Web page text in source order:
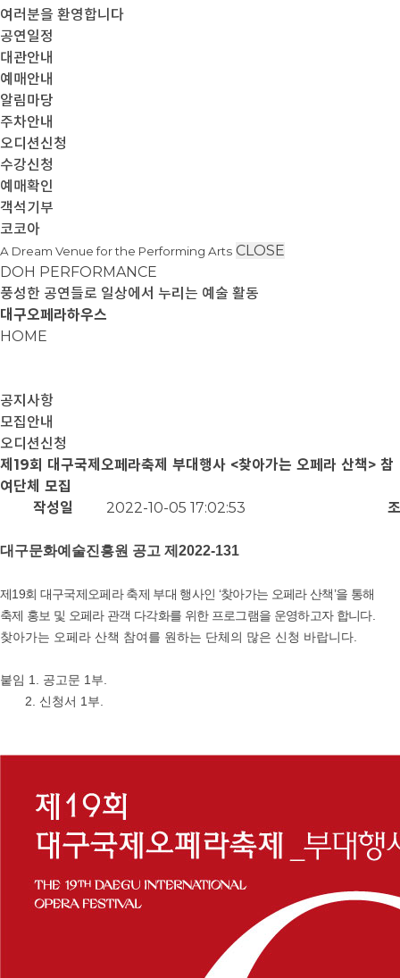
여러분을 환영합니다
공연일정
대관안내
예매안내
알림마당
주차안내
오디션신청
수강신청
예매확인
객석기부
코코아
A Dream Venue for the Performing Arts CLOSE
DOH PERFORMANCE
풍성한 공연들로 일상에서 누리는 예술 활동
대구오페라하우스
HOME
공지사항
모집안내
오디션신청
제19회 대구국제오페라축제 부대행사 <찾아가는 오페라 산책> 참
여단체 모집
작성일
2022-10-05 17:02:53
대구문화예술진흥원 공고 제 2022-131
제19회 대구국제오페라 축제 부대 행사인 ‘찾아가는 오페라 산책’을 통해
축제 홍보 및 오페라 관객 다각화를 위한 프로그램을 운영하고자 합니다.
찾아가는 오페라 산책 참여를 원하는 단체의 많은 신청 바랍니다
붙임 1. 공고문 1부.
2. 신청서 1부.